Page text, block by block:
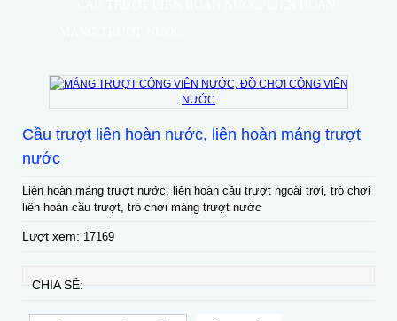
Cầu trượt liên hoàn nước, liên hoàn máng trượt
nước
Liên hoàn máng trượt nước, liên hoàn cầu trượt ngoài trời, trò chơi
liên hoàn cầu trượt, trò chơi máng trượt nước
Lượt xem: 17169
CHIA SẺ: